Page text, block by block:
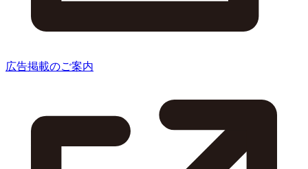
広告掲載のご案内